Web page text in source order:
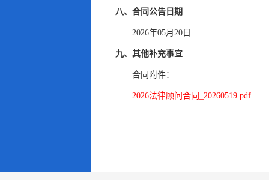
八、合同公告日期
2026年05月20日
九、其他补充事宜
合同附件：
2026法律顾问合同_20260519.pdf